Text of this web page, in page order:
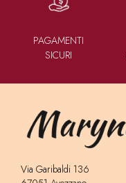
PAGAMENTI
SICURI
Via Garibaldi 136